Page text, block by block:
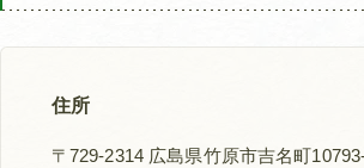
住所
〒729-2314 広島県竹原市吉名町